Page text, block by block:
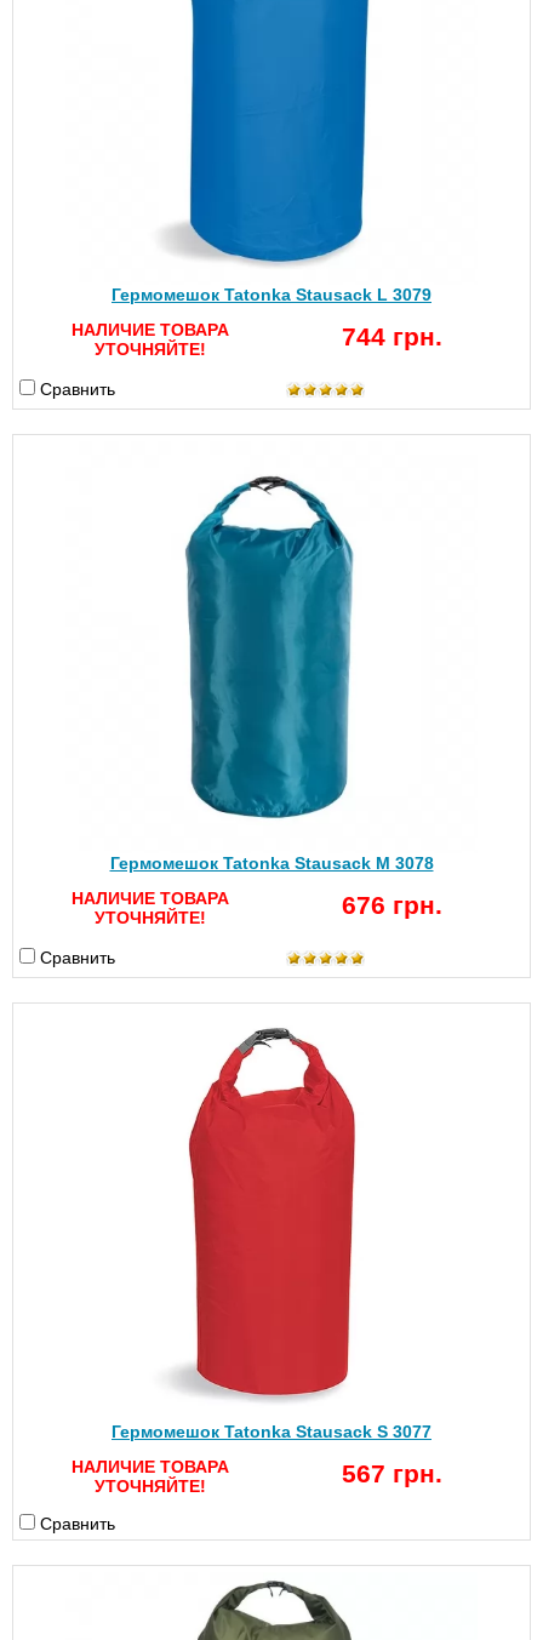
Гермомешок Tatonka Stausack L 3079
НАЛИЧИЕ ТОВАРА
УТОЧНЯЙТЕ!
744 грн.
Сравнить
Гермомешок Tatonka Stausack M 3078
НАЛИЧИЕ ТОВАРА
УТОЧНЯЙТЕ!
676 грн.
Сравнить
Гермомешок Tatonka Stausack S 3077
НАЛИЧИЕ ТОВАРА
УТОЧНЯЙТЕ!
567 грн.
Сравнить